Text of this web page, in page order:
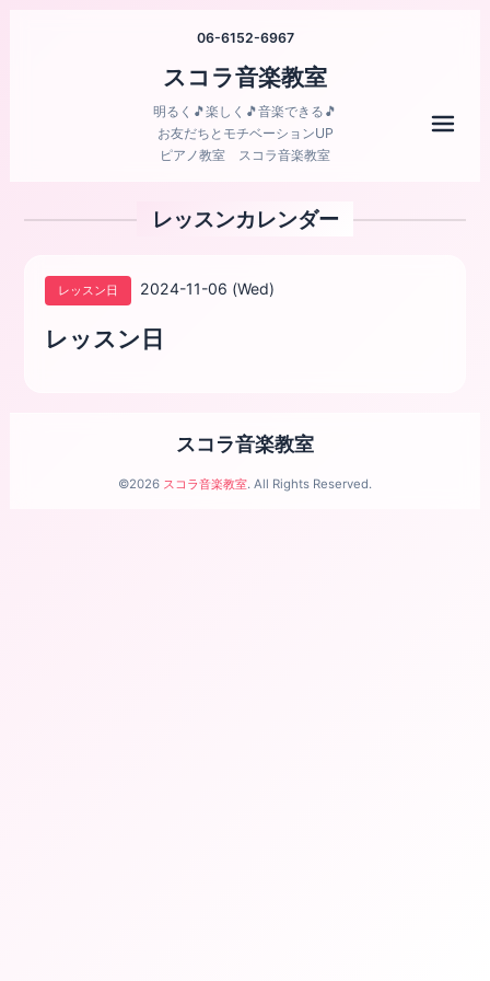
06-6152-6967
スコラ音楽教室
明るく🎵楽しく🎵音楽できる🎵
お友だちとモチベーションUP
ピアノ教室 スコラ音楽教室
レッスンカレンダー
レッスン日 2024-11-06 (Wed)
レッスン日
スコラ音楽教室
©2026 スコラ音楽教室. All Rights Reserved.